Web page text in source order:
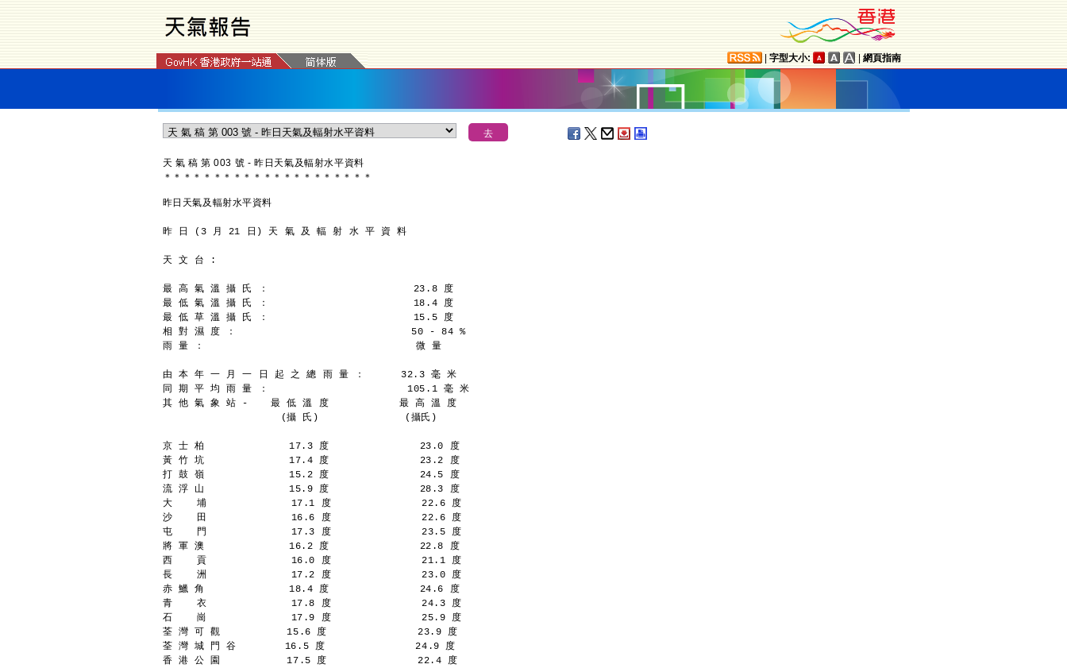
字型大小: 網頁指南
天 氣 稿 第 003 號 - 昨日天氣及輻射水平資料
＊ ＊ ＊ ＊ ＊ ＊ ＊ ＊ ＊ ＊ ＊ ＊ ＊ ＊ ＊ ＊ ＊ ＊ ＊ ＊ ＊
昨日天氣及輻射水平資料
昨 日 (3 月 21 日) 天 氣 及 輻 射 水 平 資 料
天 文 台 :
最 高 氣 溫 攝 氏 ：                        23.8 度
最 低 氣 溫 攝 氏 ：                        18.4 度
最 低 草 溫 攝 氏 ：                        15.5 度
相 對 濕 度 ：                             50 - 84 %
雨 量 ：                                   微 量
由 本 年 一 月 一 日 起 之 總 雨 量 ：      32.3 毫 米
同 期 平 均 雨 量 ：                       105.1 毫 米
其 他 氣 象 站 - 　 最 低 溫 度 　         最 高 溫 度
(攝 氏)　　 　   　 　 (攝氏)
京 士 柏              17.3 度               23.0 度
黃 竹 坑              17.4 度               23.2 度
打 鼓 嶺              15.2 度               24.5 度
流 浮 山              15.9 度               28.3 度
大    埔              17.1 度               22.6 度
沙    田              16.6 度               22.6 度
屯    門              17.3 度               23.5 度
將 軍 澳              16.2 度               22.8 度
西    貢              16.0 度               21.1 度
長    洲              17.2 度               23.0 度
赤 鱲 角              18.4 度               24.6 度
青    衣              17.8 度               24.3 度
石    崗              17.9 度               25.9 度
荃 灣 可 觀           15.6 度               23.9 度
荃 灣 城 門 谷        16.5 度               24.9 度
香 港 公 園           17.5 度               22.4 度